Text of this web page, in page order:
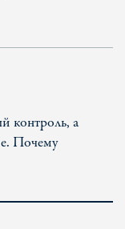
контроль, а
Почему